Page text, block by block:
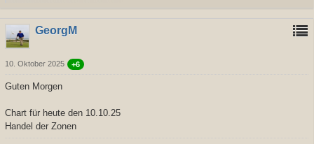
GeorgM
10. Oktober 2025 +6
Guten Morgen
Chart für heute den 10.10.25
Handel der Zonen